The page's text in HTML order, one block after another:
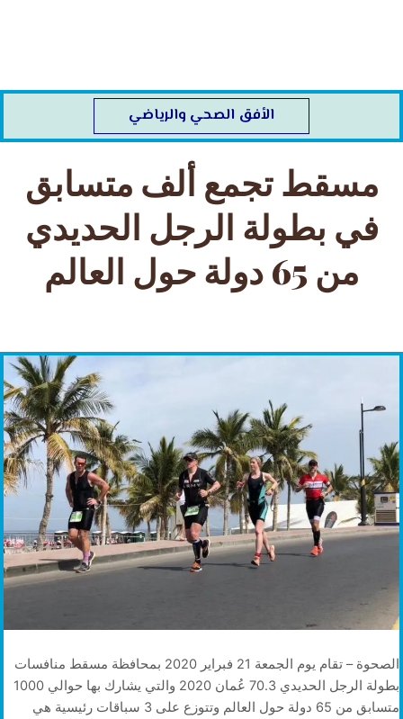
الأفق الصحي والرياضي
مسقط تجمع ألف متسابق
في بطولة الرجل الحديدي
من 65 دولة حول العالم
الصحوة – تقام يوم الجمعة 21 فبراير 2020 بمحافظة مسقط منافسات
بطولة الرجل الحديدي 70.3 عُمان 2020 والتي يشارك بها حوالي 1000
متسابق من 65 دولة حول العالم وتتوزع على 3 سباقات رئيسية هي